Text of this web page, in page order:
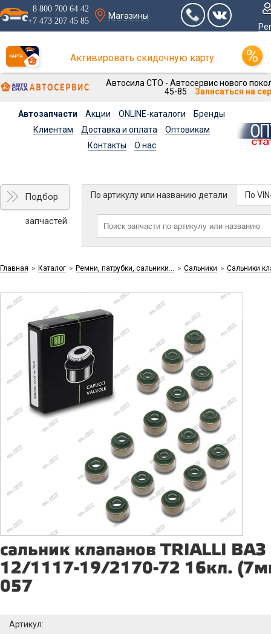
8 800 700 64 42
+7 473 207 45 85
Магазины
Активировать скидочную карту
Автосила СТО - Автосервис нового
45-85
Записаться на
Автозапчасти Акции ONLINE-каталоги
Бренды
Клиентам
Доставка и оплата
Оптовикам
Контакты
О нас
Подбор
запчастей
По артикулу или названию детали По
Главная > Каталог > Ремни, патрубки, сальники... > Сальники > Сальники
сальник клапанов TRIALLI
12/1117-19/2170-72 16кл.
057
Артикул: